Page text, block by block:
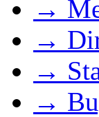
→
→
→
→